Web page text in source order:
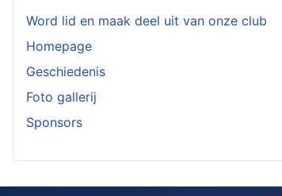
Word lid en maak deel uit van onze club
Homepage
Geschiedenis
Foto gallerij
Sponsors